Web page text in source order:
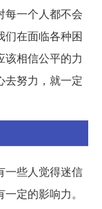
每一个人都不会
们在面临各种困
该相信公平的力
去努力，就一定
一些人觉得迷信
定的影响力。